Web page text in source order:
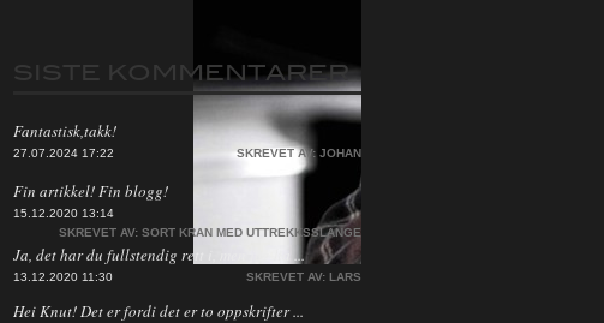
SISTE KOMMENTARER
Fantastisk,takk!
27.07.2024 17:22 SKREVET AV: JOHAN
Fin artikkel! Fin blogg!
15.12.2020 13:14
SKREVET AV: SORT KRAN MED UTTREKKSSLANGE
Ja, det har du fullstendig rett i, men jeg ha ...
13.12.2020 11:30 SKREVET AV: LARS
Hei Knut! Det er fordi det er to oppskrifter ...